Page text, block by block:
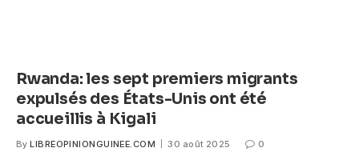
Rwanda: les sept premiers migrants
expulsés des États-Unis ont été
accueillis à Kigali
By LIBREOPINIONGUINEE.COM 30 août 2025 0